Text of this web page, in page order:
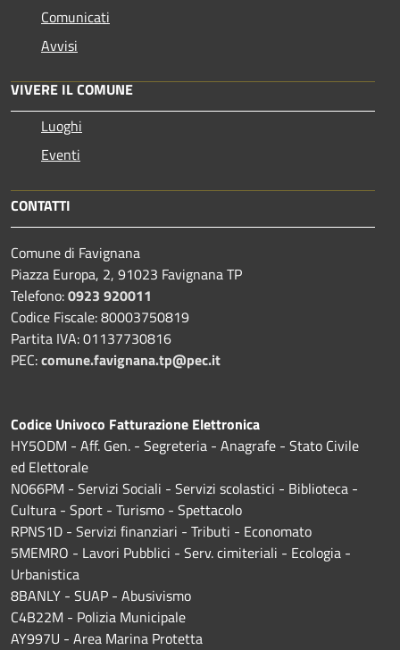
Comunicati
Avvisi
VIVERE IL COMUNE
Luoghi
Eventi
CONTATTI
Comune di Favignana
Piazza Europa, 2, 91023 Favignana TP
Telefono:0923 920011
Codice Fiscale: 80003750819
Partita IVA: 01137730816
PEC:comune.favignana.tp@pec.it
Codice Univoco Fatturazione Elettronica
HY5ODM - Aff. Gen. - Segreteria - Anagrafe - Stato Civile
ed Elettorale
N066PM - Servizi Sociali - Servizi scolastici - Biblioteca -
Cultura - Sport - Turismo - Spettacolo
RPNS1D - Servizi finanziari - Tributi - Economato
5MEMRO - Lavori Pubblici - Serv. cimiteriali - Ecologia -
Urbanistica
8BANLY - SUAP - Abusivismo
C4B22M - Polizia Municipale
AY997U - Area Marina Protetta